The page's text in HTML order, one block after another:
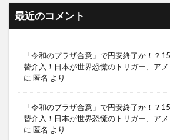
最近のコメント
「令和のプラザ合意」で円安終了か！？
替介入！日本が世界恐慌のトリガー、ア
に 匿名 より
「令和のプラザ合意」で円安終了か！？
替介入！日本が世界恐慌のトリガー、ア
に 匿名 より